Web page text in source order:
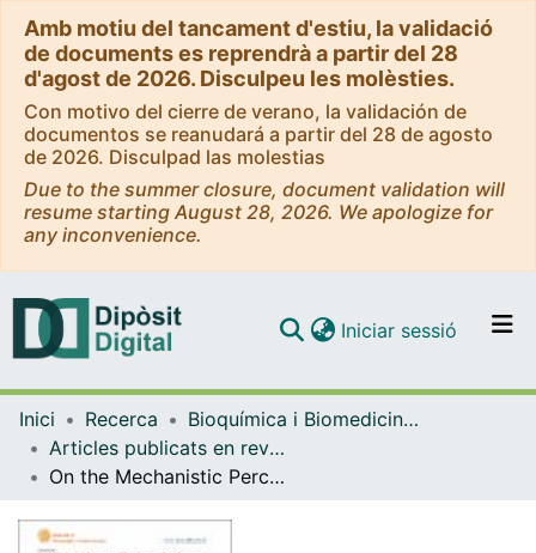
Amb motiu del tancament d'estiu, la validació
de documents es reprendrà a partir del 28
d'agost de 2026. Disculpeu les molèsties.
Con motivo del cierre de verano, la validación de
documentos se reanudará a partir del 28 de agosto
de 2026. Disculpad las molestias
Due to the summer closure, document validation will
resume starting August 28, 2026. We apologize for
any inconvenience.
Navega per tot el DD
Iniciar sessió (current)
Inici Recerca
Bioquímica i Biomedicina Molecular
Articles publicats en revistes (Bioquímica i Biomedicina Molecular)
On the Mechanistic Perceptions of Consciousness: From Quantum Mechanics to Consciousness and Free Will and from David Bohm to Benjamin Libet